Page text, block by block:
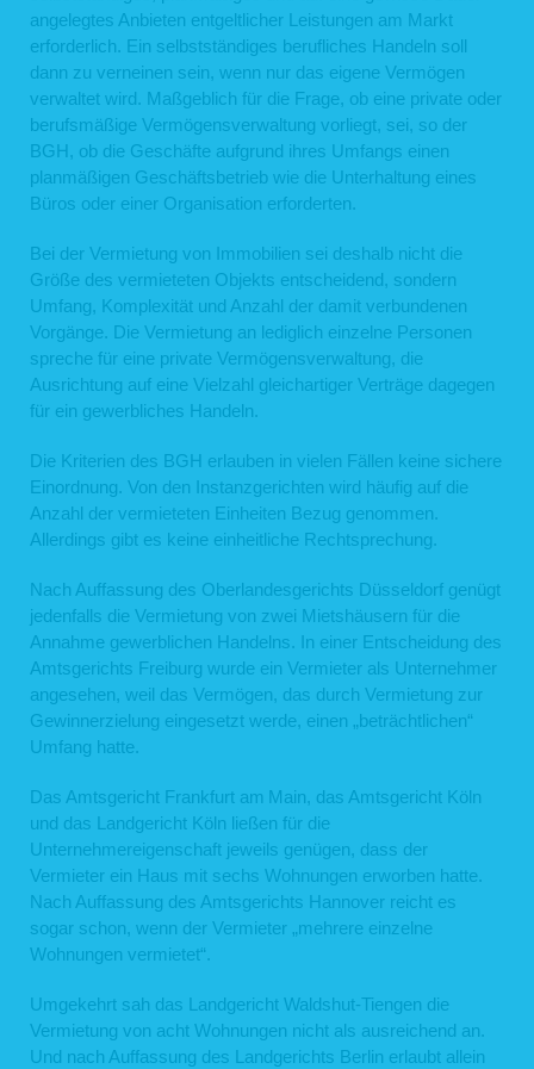
angelegtes Anbieten entgeltlicher Leistungen am Markt
erforderlich. Ein selbstständiges berufliches Handeln soll
dann zu verneinen sein, wenn nur das eigene Vermögen
verwaltet wird. Maßgeblich für die Frage, ob eine private oder
berufsmäßige Vermögensverwaltung vorliegt, sei, so der
BGH, ob die Geschäfte aufgrund ihres Umfangs einen
planmäßigen Geschäftsbetrieb wie die Unterhaltung eines
Büros oder einer Organisation erforderten.
Bei der Vermietung von Immobilien sei deshalb nicht die
Größe des vermieteten Objekts entscheidend, sondern
Umfang, Komplexität und Anzahl der damit verbundenen
Vorgänge. Die Vermietung an lediglich einzelne Personen
spreche für eine private Vermögensverwaltung, die
Ausrichtung auf eine Vielzahl gleichartiger Verträge dagegen
für ein gewerbliches Handeln.
Die Kriterien des BGH erlauben in vielen Fällen keine sichere
Einordnung. Von den Instanzgerichten wird häufig auf die
Anzahl der vermieteten Einheiten Bezug genommen.
Allerdings gibt es keine einheitliche Rechtsprechung.
Nach Auffassung des Oberlandesgerichts Düsseldorf genügt
jedenfalls die Vermietung von zwei Mietshäusern für die
Annahme gewerblichen Handelns. In einer Entscheidung des
Amtsgerichts Freiburg wurde ein Vermieter als Unternehmer
angesehen, weil das Vermögen, das durch Vermietung zur
Gewinnerzielung eingesetzt werde, einen „beträchtlichen“
Umfang hatte.
Das Amtsgericht Frankfurt am Main, das Amtsgericht Köln
und das Landgericht Köln ließen für die
Unternehmereigenschaft jeweils genügen, dass der
Vermieter ein Haus mit sechs Wohnungen erworben hatte.
Nach Auffassung des Amtsgerichts Hannover reicht es
sogar schon, wenn der Vermieter „mehrere einzelne
Wohnungen vermietet“.
Umgekehrt sah das Landgericht Waldshut-Tiengen die
Vermietung von acht Wohnungen nicht als ausreichend an.
Und nach Auffassung des Landgerichts Berlin erlaubt allein